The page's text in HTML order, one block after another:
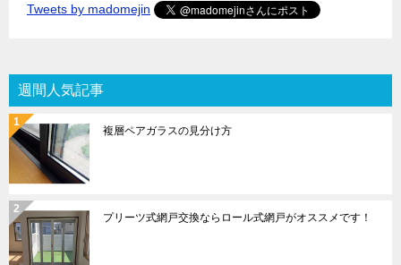
Tweets by madomejin
週間人気記事
複層ペアガラスの見分け方
プリーツ式網戸交換ならロール式網戸がオススメです！